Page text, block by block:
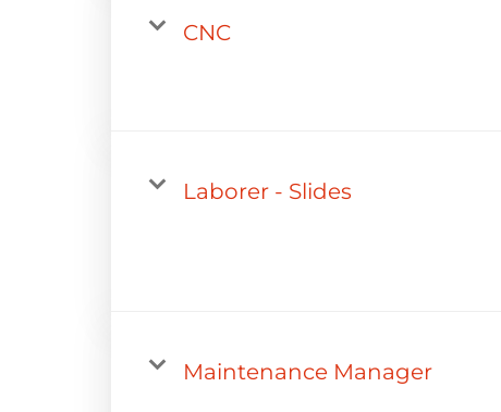
CNC
Laborer - Slides
Maintenance Manager